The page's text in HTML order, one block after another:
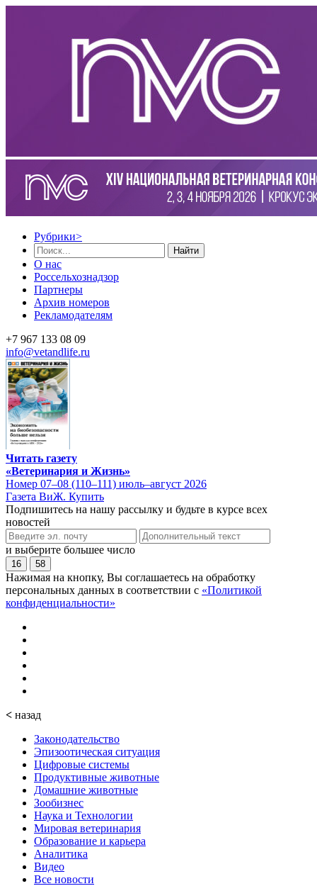
Рубрики>
Найти
О нас
Россельхознадзор
Партнеры
Архив номеров
Рекламодателям
+7 967 133 08 09
info@vetandlife.ru
Читать газету
«Ветеринария и Жизнь»
Номер 07–08 (110–111) июль–август 2026
Газета ВиЖ. Купить
Подпишитесь на нашу рассылку и будьте в курсе всех
новостей
и выберите большее число
16 58
Нажимая на кнопку, Вы соглашаетесь на обработку
персональных данных в соответствии с «Политикой
конфиденциальности»
< назад
Законодательство
Эпизоотическая ситуация
Цифровые системы
Продуктивные животные
Домашние животные
Зообизнес
Наука и Технологии
Мировая ветеринария
Образование и карьера
Аналитика
Видео
Все новости